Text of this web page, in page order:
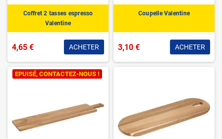
Coffret 2 tasses espresso
Valentine
4,65 € ACHETER
Coupelle Valentine
3,10 € ACHETER
EPUISÉ, CONTACTEZ-NOUS !